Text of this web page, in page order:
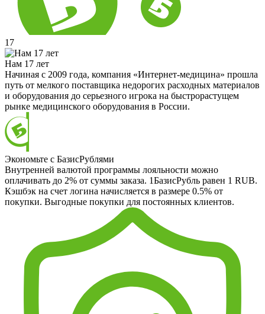
17
Нам 17 лет
Начиная с 2009 года, компания «Интернет-медицина» прошла
путь от мелкого поставщика недорогих расходных материалов
и оборудования до серьезного игрока на быстрорастущем
рынке медицинского оборудования в России.
Экономьте с БазисРублями
Внутренней валютой программы лояльности можно
оплачивать до 2% от суммы заказа. 1БазисРубль равен 1 RUB.
Кэшбэк на счет логина начисляется в размере 0.5% от
покупки. Выгодные покупки для постоянных клиентов.